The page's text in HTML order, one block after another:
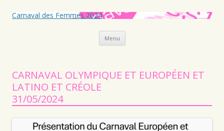
Carnaval des Femmes 2024
Menu Aller au contenu principal
CARNAVAL OLYMPIQUE ET EUROPÉEN ET
LATINO ET CRÉOLE
31/05/2024